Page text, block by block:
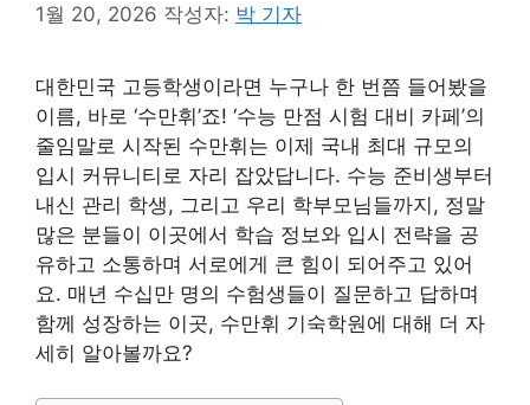
1월 20, 2026 작성자: 박 기자
대한민국 고등학생이라면 누구나 한 번쯤 들어봤을
이름, 바로 ‘수만휘’죠! ‘수능 만점 시험 대비 카페’의
줄임말로 시작된 수만휘는 이제 국내 최대 규모의
입시 커뮤니티로 자리 잡았답니다. 수능 준비생부터
내신 관리 학생, 그리고 우리 학부모님들까지, 정말
많은 분들이 이곳에서 학습 정보와 입시 전략을 공
유하고 소통하며 서로에게 큰 힘이 되어주고 있어
요. 매년 수십만 명의 수험생들이 질문하고 답하며
함께 성장하는 이곳, 수만휘 기숙학원에 대해 더 자
세히 알아볼까요?